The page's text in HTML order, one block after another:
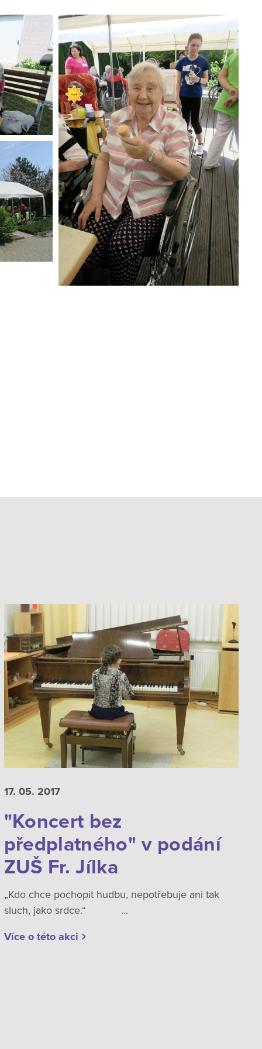
17. 05. 2017
"Koncert bez
předplatného" v podání
ZUŠ Fr. Jílka
„Kdo chce pochopit hudbu, nepotřebuje ani tak
sluch, jako srdce.“ ...
Více o této akci